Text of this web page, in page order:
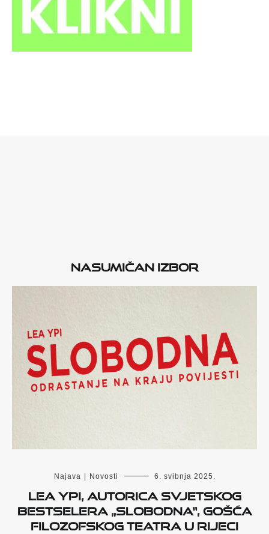
Nasumičan izbor
Najava Novosti 6. svibnja 2025.
Lea Ypi, autorica svjetskog
bestselera „Slobodna“, gošća
Filozofskog teatra u Rijeci